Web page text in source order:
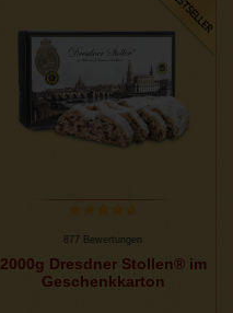
877 Bewertungen
2000g Dresdner Stollen® im
Geschenkkarton